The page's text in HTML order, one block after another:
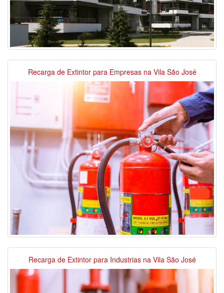
Recarga de Extintor para Empresas na Vila São José
Recarga de Extintor para Industrias na Vila São José